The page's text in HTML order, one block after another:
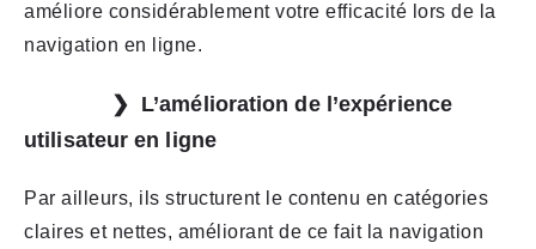
améliore considérablement votre efficacité lors de la
navigation en ligne.
L’amélioration de l’expérience
utilisateur en ligne
Par ailleurs, ils structurent le contenu en catégories
claires et nettes, améliorant de ce fait la navigation